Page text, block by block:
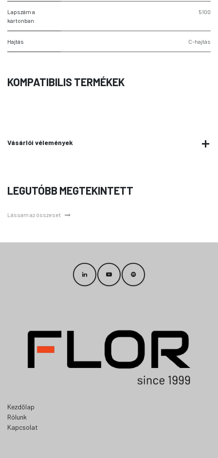
Lapszám a
kartonban
5100
Hajtás C-hajtás
KOMPATIBILIS TERMÉKEK
Vásárlói vélemények
LEGUTÓBB MEGTEKINTETT
Lássam az összeset
Kezdőlap
Rólunk
Kapcsolat